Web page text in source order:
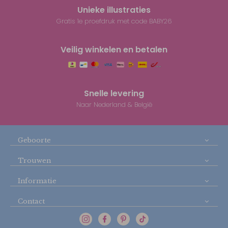
Unieke illustraties
Gratis 1e proefdruk met code BABY26
Veilig winkelen en betalen
Snelle levering
Naar Nederland & België
Geboorte
Trouwen
Informatie
Contact